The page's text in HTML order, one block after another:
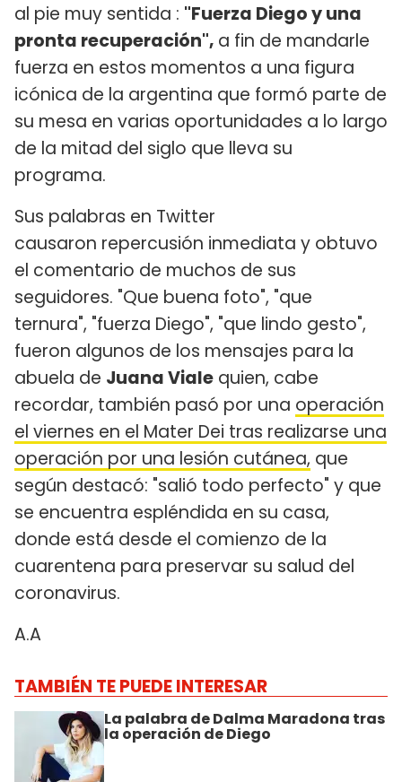
al pie muy sentida : "Fuerza Diego y una
pronta recuperación", a fin de mandarle
fuerza en estos momentos a una figura
icónica de la argentina que formó parte de
su mesa en varias oportunidades a lo largo
de la mitad del siglo que lleva su
programa.
Sus palabras en Twitter
causaron repercusión inmediata y obtuvo
el comentario de muchos de sus
seguidores. "Que buena foto", "que
ternura", "fuerza Diego", "que lindo gesto",
fueron algunos de los mensajes para la
abuela de Juana Viale quien, cabe
recordar, también pasó por una operación
el viernes en el Mater Dei tras realizarse una
operación por una lesión cutánea, que
según destacó: "salió todo perfecto" y que
se encuentra espléndida en su casa,
donde está desde el comienzo de la
cuarentena para preservar su salud del
coronavirus.
A.A
TAMBIÉN TE PUEDE INTERESAR
La palabra de Dalma Maradona tras
la operación de Diego